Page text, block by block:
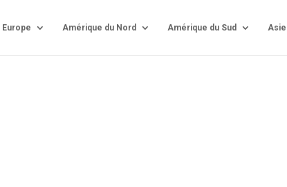
Europe Amérique du Nord Amérique du Sud Asie